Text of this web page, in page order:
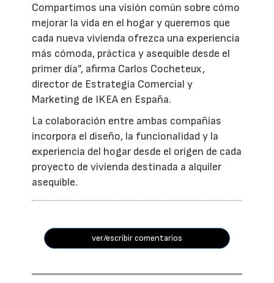
Compartimos una visión común sobre cómo
mejorar la vida en el hogar y queremos que
cada nueva vivienda ofrezca una experiencia
más cómoda, práctica y asequible desde el
primer día”, afirma Carlos Cocheteux,
director de Estrategia Comercial y
Marketing de IKEA en España.
La colaboración entre ambas compañías
incorpora el diseño, la funcionalidad y la
experiencia del hogar desde el origen de cada
proyecto de vivienda destinada a alquiler
asequible.
ver/escribir comentarios